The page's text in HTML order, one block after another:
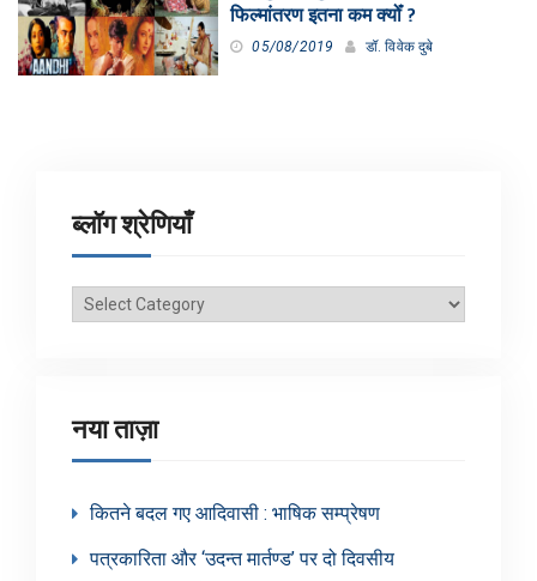
फिल्मांतरण इतना कम क्योँ ?
05/08/2019 डॉ. विवेक दुबे
ब्लॉग श्रेणियाँ
ब्लॉग
नया ताज़ा
कितने बदल गए आदिवासी : भाषिक सम्प्रेषण
पत्रकारिता और ‘उदन्त मार्तण्ड’ पर दो दिवसीय